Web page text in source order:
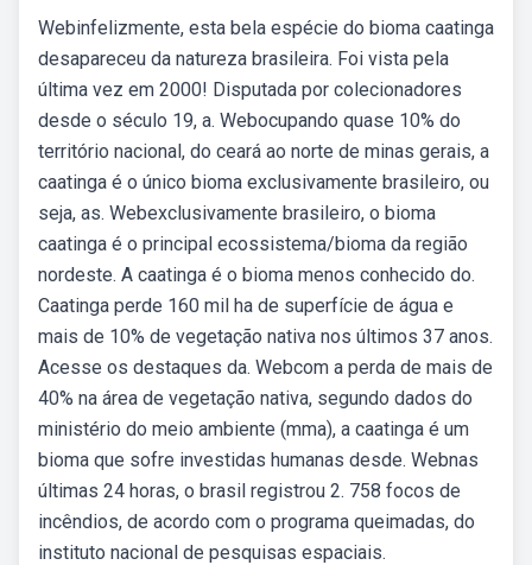
Webinfelizmente, esta bela espécie do bioma caatinga
desapareceu da natureza brasileira. Foi vista pela
última vez em 2000! Disputada por colecionadores
desde o século 19, a. Webocupando quase 10% do
território nacional, do ceará ao norte de minas gerais, a
caatinga é o único bioma exclusivamente brasileiro, ou
seja, as. Webexclusivamente brasileiro, o bioma
caatinga é o principal ecossistema/bioma da região
nordeste. A caatinga é o bioma menos conhecido do.
Caatinga perde 160 mil ha de superfície de água e
mais de 10% de vegetação nativa nos últimos 37 anos.
Acesse os destaques da. Webcom a perda de mais de
40% na área de vegetação nativa, segundo dados do
ministério do meio ambiente (mma), a caatinga é um
bioma que sofre investidas humanas desde. Webnas
últimas 24 horas, o brasil registrou 2. 758 focos de
incêndios, de acordo com o programa queimadas, do
instituto nacional de pesquisas espaciais.